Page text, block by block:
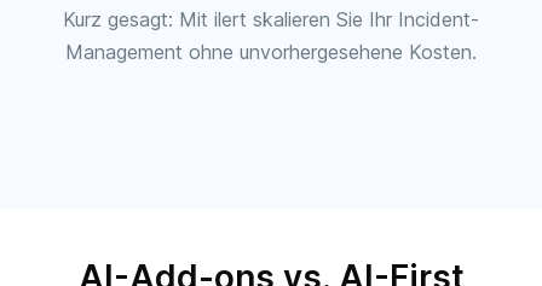
Kurz gesagt: Mit ilert skalieren Sie Ihr Incident-
Management ohne unvorhergesehene Kosten.
AI-Add-ons vs. AI-First